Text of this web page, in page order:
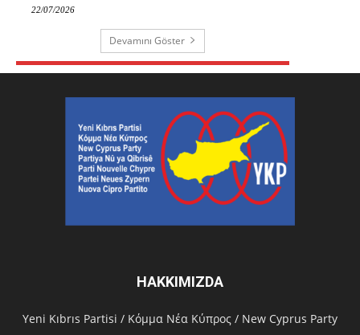
22/07/2026
Devamını Göster
HAKKIMIZDA
Υeni Kıbrıs Partisi / Κόμμα Νέα Κύπρος / New Cyprus Party